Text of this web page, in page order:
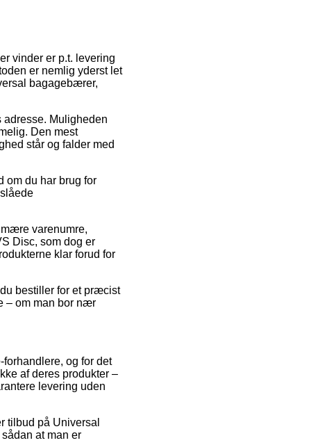
vinder er p.t. levering
er nemlig yderst let
bagagebærer,
adresse. Muligheden
Den mest
står og falder med
om du har brug for
varenumre,
Disc, som dog er
klar forud for
bestiller for et præcist
– om man bor nær
og for det
af deres produkter –
levering uden
tilbud på Universal
at man er